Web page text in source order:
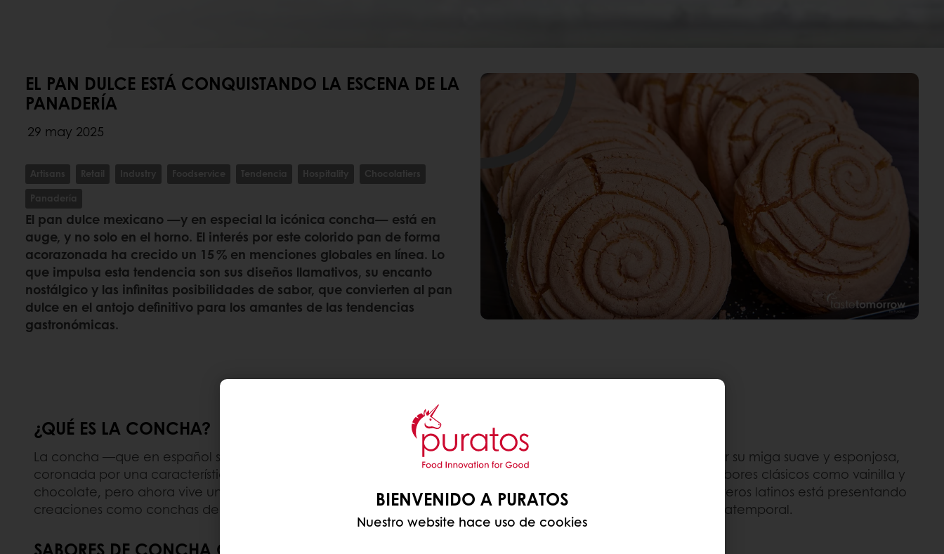
EL PAN DULCE ESTÁ CONQUISTANDO LA ESCENA DE LA
PANADERÍA
29 may 2025
Artisans Retail Industry Foodservice Tendencia Hospitality
Chocolatiers
Panadería
El pan dulce mexicano —y en especial la icónica concha— está en
auge, y no solo en el horno. El interés por este colorido pan de forma
acorazonada ha crecido un 15 % en menciones globales en línea. Lo
que impulsa esta tendencia son sus diseños llamativos, su encanto
nostálgico y las infinitas posibilidades de sabor, que convierten al pan
dulce en el antojo definitivo para los amantes de las tendencias
gastronómicas.
¿QUÉ ES LA CONCHA?
La concha —que en español significa “concha marina”— es un pan dulce mexicano muy querido, conocido por su miga suave y esponjosa,
coronada por una característica costra azucarada con forma de concha. Tradicionalmente se encuentra en sabores clásicos como vainilla y
chocolate, pero ahora vive una auténtica revolución de sabores. Una nueva generación de panaderos y reposteros latinos está presentando
creaciones como conchas de matcha, maple o galletas con crema, poniendo un toque moderno a un favorito atemporal.
SABORES DE CONCHA QUE ESTÁN DE MODA
BIENVENIDO A PURATOS
Nuestro website hace uso de cookies